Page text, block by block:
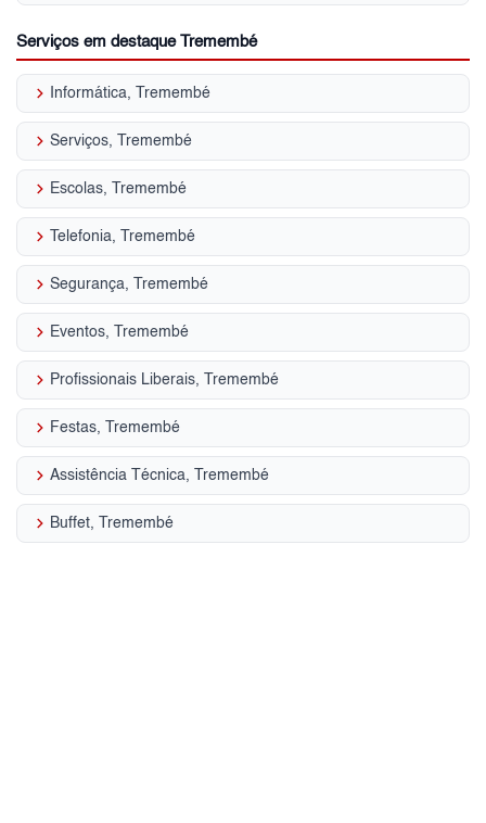
Serviços em destaque Tremembé
keyboard_arrow_right Informática, Tremembé
keyboard_arrow_right Serviços, Tremembé
keyboard_arrow_right Escolas, Tremembé
keyboard_arrow_right Telefonia, Tremembé
keyboard_arrow_right Segurança, Tremembé
keyboard_arrow_right Eventos, Tremembé
keyboard_arrow_right Profissionais Liberais, Tremembé
keyboard_arrow_right Festas, Tremembé
keyboard_arrow_right Assistência Técnica, Tremembé
keyboard_arrow_right Buffet, Tremembé